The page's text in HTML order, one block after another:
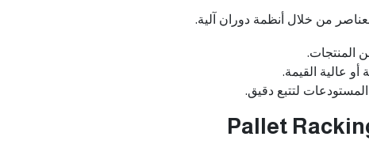
من خلال أنظمة دوران آلية.
المنتجات.
عالية القيمة.
لتتبع دقيق.